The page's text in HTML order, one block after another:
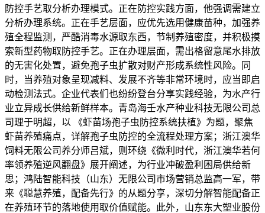
防控手艺取分析办理模式。正在防控实践方面，他强调需建立
分析办理系统。正在手艺层面，应优先选用健康苗种，加强养
殖全程监测，严酷消毒水源取东西，节制养殖密度，并积极摸
索新型药物取防控手艺。正在办理层面，需出格留意尾水排放
的无害化处置，避免孢子虫扩散对财产形成系统性风险。同
时，当养殖对象呈现减料、发展不齐等非常环境时，应当即启
动检测法式。企业代表们也纷纷登台分享实践经验，为水产行
业立异成长供给新鲜样本。青岛海壬水产种业科技无限公司总
司理于明超，以 《虾苗场孢子虫防控系统扶植》为题，聚焦
虾苗养殖痛点，详解孢子虫防控的全流程处理方案；浙江澳华
饲料无限公司养分师吕斌，则环绕《微利时代，浙江澳华若何
率领养殖逆风翻盘》展开阐述，为行业冲破盈利困局供给新
思；鸿陆智能科技（山东）无限公司市场营销总监高一军，带
来《聪慧养殖，配备先行》的从题分享，深切分解智能配备正
在养殖环节的落地使用取价值赋能。此外，山东东大塑业股份